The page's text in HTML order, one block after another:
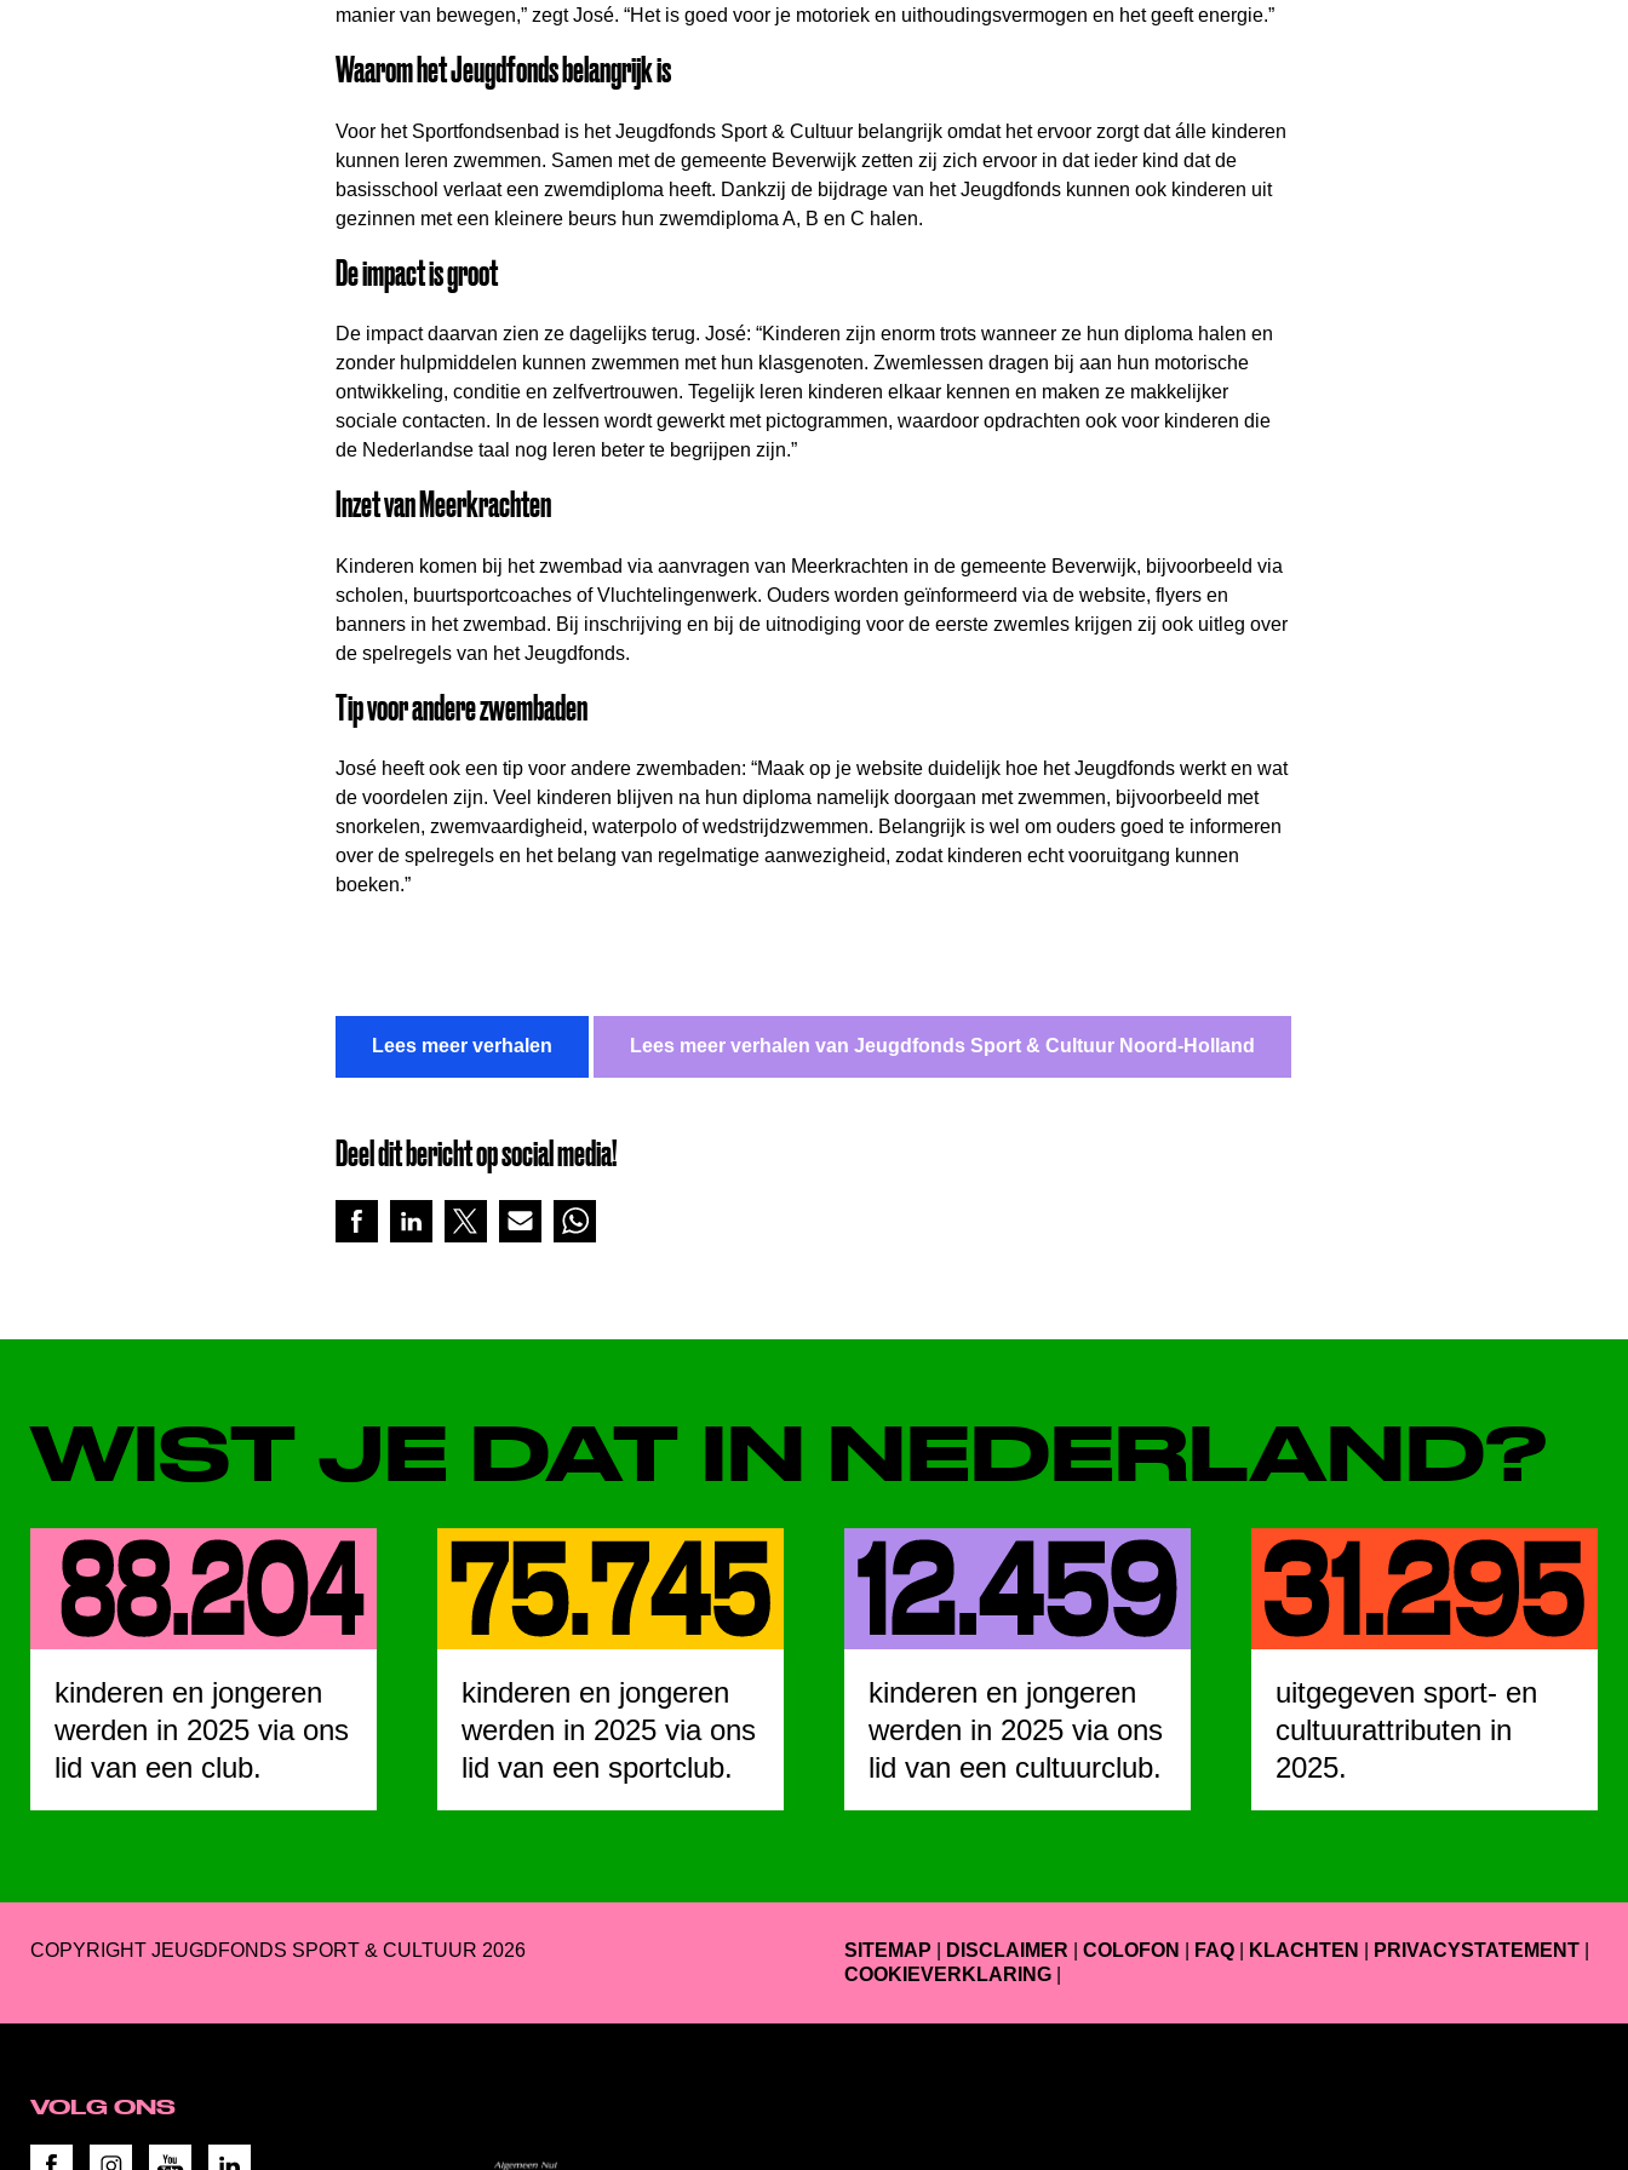
manier van bewegen,” zegt José. “Het is goed voor je motoriek en uithoudingsvermogen en het geeft energie.”
Waarom het Jeugdfonds belangrijk is
Voor het Sportfondsenbad is het Jeugdfonds Sport & Cultuur belangrijk omdat het ervoor zorgt dat álle kinderen
kunnen leren zwemmen. Samen met de gemeente Beverwijk zetten zij zich ervoor in dat ieder kind dat de
basisschool verlaat een zwemdiploma heeft. Dankzij de bijdrage van het Jeugdfonds kunnen ook kinderen uit
gezinnen met een kleinere beurs hun zwemdiploma A, B en C halen.
De impact is groot
De impact daarvan zien ze dagelijks terug. José: “Kinderen zijn enorm trots wanneer ze hun diploma halen en
zonder hulpmiddelen kunnen zwemmen met hun klasgenoten. Zwemlessen dragen bij aan hun motorische
ontwikkeling, conditie en zelfvertrouwen. Tegelijk leren kinderen elkaar kennen en maken ze makkelijker
sociale contacten. In de lessen wordt gewerkt met pictogrammen, waardoor opdrachten ook voor kinderen die
de Nederlandse taal nog leren beter te begrijpen zijn.”
Inzet van Meerkrachten
Kinderen komen bij het zwembad via aanvragen van Meerkrachten in de gemeente Beverwijk, bijvoorbeeld via
scholen, buurtsportcoaches of Vluchtelingenwerk. Ouders worden geïnformeerd via de website, flyers en
banners in het zwembad. Bij inschrijving en bij de uitnodiging voor de eerste zwemles krijgen zij ook uitleg over
de spelregels van het Jeugdfonds.
Tip voor andere zwembaden
José heeft ook een tip voor andere zwembaden: “Maak op je website duidelijk hoe het Jeugdfonds werkt en wat
de voordelen zijn. Veel kinderen blijven na hun diploma namelijk doorgaan met zwemmen, bijvoorbeeld met
snorkelen, zwemvaardigheid, waterpolo of wedstrijdzwemmen. Belangrijk is wel om ouders goed te informeren
over de spelregels en het belang van regelmatige aanwezigheid, zodat kinderen echt vooruitgang kunnen
boeken.”
Lees meer verhalen Lees meer verhalen van Jeugdfonds Sport & Cultuur Noord-Holland
Deel dit bericht op social media!
WIST JE DAT IN NEDERLAND?
kinderen en jongeren
werden in 2025 via ons
lid van een club.
kinderen en jongeren
werden in 2025 via ons
lid van een sportclub.
kinderen en jongeren
werden in 2025 via ons
lid van een cultuurclub.
uitgegeven sport- en
cultuurattributen in
2025.
COPYRIGHT JEUGDFONDS SPORT & CULTUUR 2026 SITEMAP DISCLAIMER COLOFON FAQ KLACHTEN PRIVACYSTATEMENT
COOKIEVERKLARING
VOLG ONS